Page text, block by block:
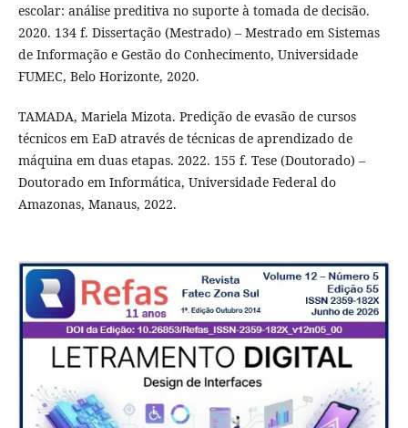
escolar: análise preditiva no suporte à tomada de decisão.
2020. 134 f. Dissertação (Mestrado) – Mestrado em Sistemas
de Informação e Gestão do Conhecimento, Universidade
FUMEC, Belo Horizonte, 2020.
TAMADA, Mariela Mizota. Predição de evasão de cursos
técnicos em EaD através de técnicas de aprendizado de
máquina em duas etapas. 2022. 155 f. Tese (Doutorado) –
Doutorado em Informática, Universidade Federal do
Amazonas, Manaus, 2022.